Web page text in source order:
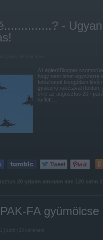
-
A LégierőBlogger
hogy nem lehet egyszerre
fotózhatott levegőben lévő
gyakorló rakétával
erre az augusztus 20-i
nyílott…
20 gripen amraam aim 120 catm
FA gyümölcse
zord